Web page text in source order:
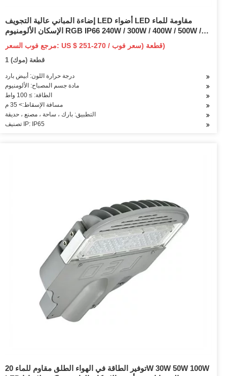
إضاءة المباني عالية التجويف LED أضواء LED مقاومة للماء
الإسكان الألومنيوم RGB IP66 240W / 300W / 400W / 500W /
600W / 720W / 800W / 900W / 1000W / 1200W LED ضوء
الفيضانات للخارجية Bu
مرجع فوب السعر: US $ 251-270 / قطعة (سعر فوب)
1 قطعة (موك)
درجة حرارة اللون: أبيض بارد
مادة جسم المصباح: الألومنيوم
الطاقة: ≥ 100 واط
مسافة الإسقاط:> 35 م
التطبيق: بارك ، ساحة ، مصنع ، حديقة
تصنيف IP: IP65
توفير الطاقة في الهواء الطلق مقاوم للماء 20W 30W 50W 100W